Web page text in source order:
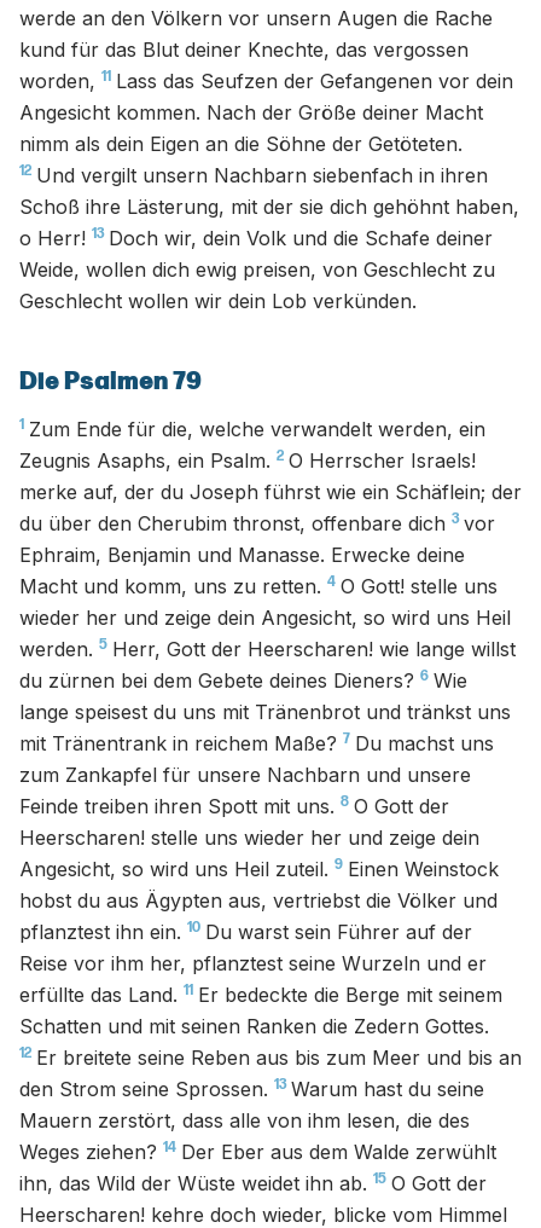
werde an den Völkern vor unsern Augen die Rache
kund für das Blut deiner Knechte, das vergossen
worden, 11 Lass das Seufzen der Gefangenen vor dein
Angesicht kommen. Nach der Größe deiner Macht
nimm als dein Eigen an die Söhne der Getöteten.
12 Und vergilt unsern Nachbarn siebenfach in ihren
Schoß ihre Lästerung, mit der sie dich gehöhnt haben,
o Herr! 13 Doch wir, dein Volk und die Schafe deiner
Weide, wollen dich ewig preisen, von Geschlecht zu
Geschlecht wollen wir dein Lob verkünden.
Die Psalmen 79
1 Zum Ende für die, welche verwandelt werden, ein
Zeugnis Asaphs, ein Psalm. 2 O Herrscher Israels!
merke auf, der du Joseph führst wie ein Schäflein; der
du über den Cherubim thronst, offenbare dich 3 vor
Ephraim, Benjamin und Manasse. Erwecke deine
Macht und komm, uns zu retten. 4 O Gott! stelle uns
wieder her und zeige dein Angesicht, so wird uns Heil
werden. 5 Herr, Gott der Heerscharen! wie lange willst
du zürnen bei dem Gebete deines Dieners? 6 Wie
lange speisest du uns mit Tränenbrot und tränkst uns
mit Tränentrank in reichem Maße? 7 Du machst uns
zum Zankapfel für unsere Nachbarn und unsere
Feinde treiben ihren Spott mit uns. 8 O Gott der
Heerscharen! stelle uns wieder her und zeige dein
Angesicht, so wird uns Heil zuteil. 9 Einen Weinstock
hobst du aus Ägypten aus, vertriebst die Völker und
pflanztest ihn ein. 10 Du warst sein Führer auf der
Reise vor ihm her, pflanztest seine Wurzeln und er
erfüllte das Land. 11 Er bedeckte die Berge mit seinem
Schatten und mit seinen Ranken die Zedern Gottes.
12 Er breitete seine Reben aus bis zum Meer und bis an
den Strom seine Sprossen. 13 Warum hast du seine
Mauern zerstört, dass alle von ihm lesen, die des
Weges ziehen? 14 Der Eber aus dem Walde zerwühlt
ihn, das Wild der Wüste weidet ihn ab. 15 O Gott der
Heerscharen! kehre doch wieder, blicke vom Himmel